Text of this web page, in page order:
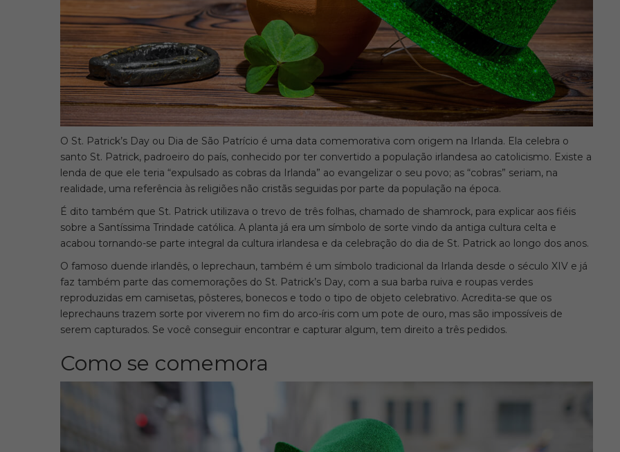
O St. Patrick’s Day ou Dia de São Patrício é uma data comemorativa com origem na Irlanda. Ela celebra o
santo St. Patrick, padroeiro do país, conhecido por ter convertido a população irlandesa ao catolicismo. Existe a
lenda de que ele teria “expulsado as cobras da Irlanda” ao evangelizar o seu povo; as “cobras” seriam, na
realidade, uma referência às religiões não cristãs seguidas por parte da população na época.
É dito também que St. Patrick utilizava o trevo de três folhas, chamado de shamrock, para explicar aos fiéis
sobre a Santíssima Trindade católica. A planta já era um símbolo de sorte vindo da antiga cultura celta e
acabou tornando-se parte integral da cultura irlandesa e da celebração do dia de St. Patrick ao longo dos anos.
O famoso duende irlandês, o leprechaun, também é um símbolo tradicional da Irlanda desde o século XIV e já
faz também parte das comemorações do St. Patrick’s Day, com a sua barba ruiva e roupas verdes
reproduzidas em camisetas, pôsteres, bonecos e todo o tipo de objeto celebrativo. Acredita-se que os
leprechauns trazem sorte por viverem no fim do arco-íris com um pote de ouro, mas são impossíveis de
serem capturados. Se você conseguir encontrar e capturar algum, tem direito a três pedidos.
Como se comemora